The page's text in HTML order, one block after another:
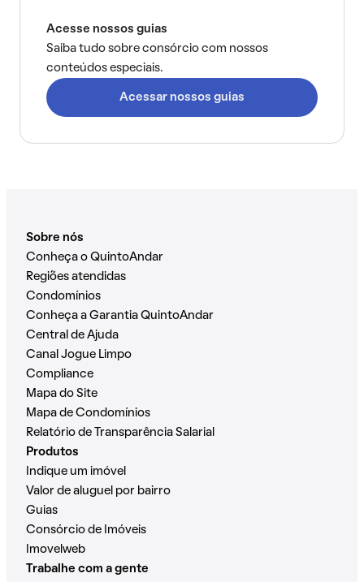
Acesse nossos guias
Saiba tudo sobre consórcio com nossos
conteúdos especiais.
Acessar nossos guias
Sobre nós
Conheça o QuintoAndar
Regiões atendidas
Condomínios
Conheça a Garantia QuintoAndar
Central de Ajuda
Canal Jogue Limpo
Compliance
Mapa do Site
Mapa de Condomínios
Relatório de Transparência Salarial
Produtos
Indique um imóvel
Valor de aluguel por bairro
Guias
Consórcio de Imóveis
Imovelweb
Trabalhe com a gente